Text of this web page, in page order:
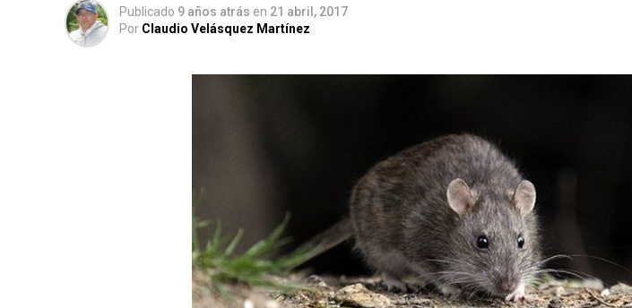
Publicado 9 años atrás en 21 abril, 2017
Por Claudio Velásquez Martínez